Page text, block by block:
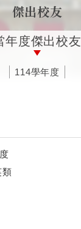
傑出校友
年度傑出校友
114學年度
類